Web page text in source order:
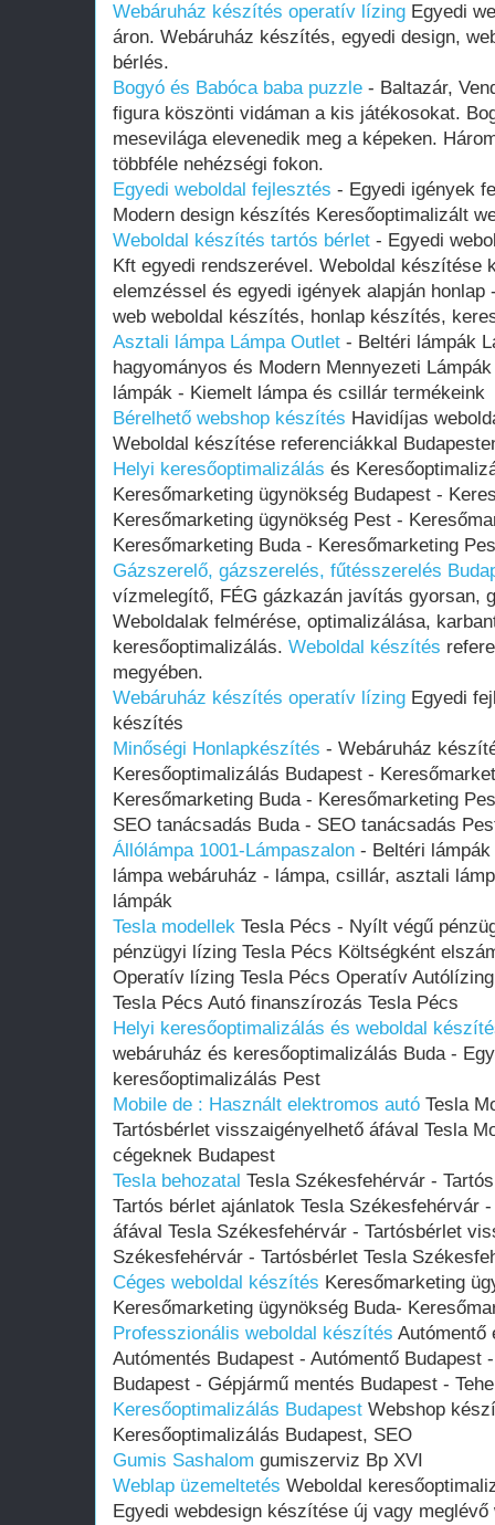
Webáruház készítés operatív lízing Egyedi
áron. Webáruház készítés, egyedi design,
bérlés.
Bogyó és Babóca baba puzzle - Baltazár,
figura köszönti vidáman a kis játékosokat.
mesevilága elevenedik meg a képeken.
többféle nehézségi fokon.
Egyedi weboldal fejlesztés - Egyedi igények
Modern design készítés Keresőoptimalizált
Weboldal készítés tartós bérlet - Egyedi
Kft egyedi rendszerével. Weboldal készítése
elemzéssel és egyedi igények alapján
web weboldal készítés, honlap készítés,
Asztali lámpa Lámpa Outlet - Beltéri lámpák
hagyományos és Modern Mennyezeti
lámpák - Kiemelt lámpa és csillár termékeink
Bérelhető webshop készítés Havidíjas
Weboldal készítése referenciákkal
Helyi keresőoptimalizálás és
Keresőmarketing ügynökség Budapest -
Keresőmarketing ügynökség Pest -
Keresőmarketing Buda - Keresőmarketing
Gázszerelő, gázszerelés, fűtésszerelés
vízmelegítő, FÉG gázkazán javítás gyorsan,
Weboldalak felmérése, optimalizálása,
keresőoptimalizálás. Weboldal készítés
megyében.
Webáruház készítés operatív lízing Egyedi
készítés
Minőségi Honlapkészítés - Webáruház
Keresőoptimalizálás Budapest -
Keresőmarketing Buda - Keresőmarketing
SEO tanácsadás Buda - SEO tanácsadás
Állólámpa 1001-Lámpaszalon - Beltéri
lámpa webáruház - lámpa, csillár, asztali
lámpák
Tesla modellek Tesla Pécs - Nyílt végű
pénzügyi lízing Tesla Pécs Költségként
Operatív lízing Tesla Pécs Operatív
Tesla Pécs Autó finanszírozás Tesla Pécs
Helyi keresőoptimalizálás és weboldal
webáruház és keresőoptimalizálás Buda -
keresőoptimalizálás Pest
Mobile de : Használt elektromos autó Tesla
Tartósbérlet visszaigényelhető áfával Tesla
cégeknek Budapest
Tesla behozatal Tesla Székesfehérvár -
Tartós bérlet ajánlatok Tesla Székesfehérvár
áfával Tesla Székesfehérvár - Tartósbérlet
Székesfehérvár - Tartósbérlet Tesla
Céges weboldal készítés Keresőmarketing
Keresőmarketing ügynökség Buda-
Professzionális weboldal készítés Autómentő
Autómentés Budapest - Autómentő Budapest
Budapest - Gépjármű mentés Budapest -
Keresőoptimalizálás Budapest Webshop
Keresőoptimalizálás Budapest, SEO
Gumis Sashalom gumiszerviz Bp XVI
Weblap üzemeltetés Weboldal
Egyedi webdesign készítése új vagy